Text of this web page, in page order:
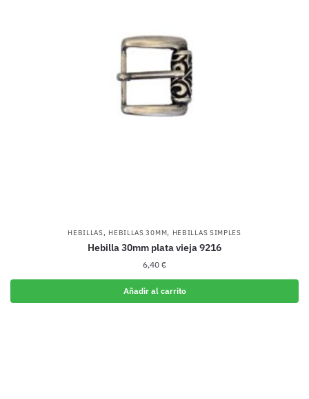
HEBILLAS, HEBILLAS 30MM, HEBILLAS SIMPLES
Hebilla 30mm plata vieja 9216
6,40 €
Añadir al carrito